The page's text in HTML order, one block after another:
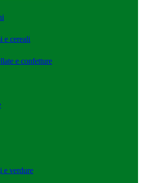
e cereali
e confetture
e verdure